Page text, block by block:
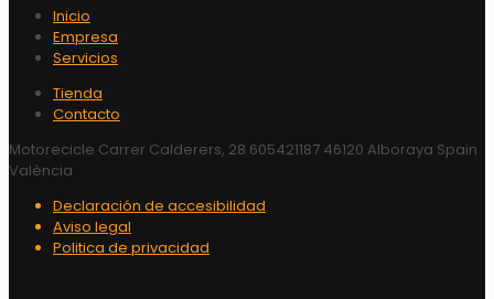
Inicio
Empresa
Servicios
Tienda
Contacto
Motorecicle Carrer Calderers, 28 605421187 46120 Alboraya Spain
València
Declaración de accesibilidad
Aviso legal
Politica de privacidad